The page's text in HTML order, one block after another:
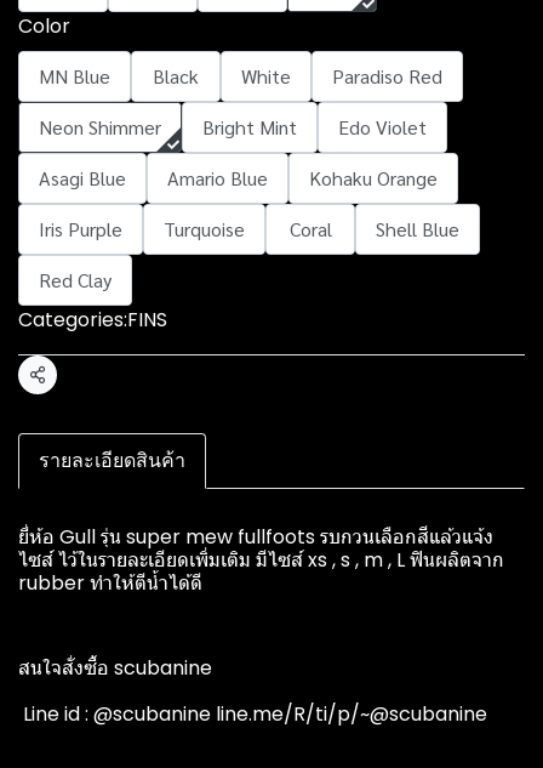
Color
MN Blue Black White
Paradiso Red
Neon Shimmer
Bright Mint
Edo Violet
Asagi Blue
Amario Blue
Kohaku Orange
Iris Purple
Turquoise Coral
Shell Blue
Red Clay
Categories:FINS
Share
รายละเอียดสินค้า
ยี่ห้อ Gull รุ่น super mew fullfoots รบกวนเลือกสีแล้วแจ้ง
ไซส์ ไว้ในรายละเอียดเพิ่มเติม มีไซส์ xs , s , m , L ฟินผลิตจาก
rubber ทำให้ตีน้ำได้ดี
สนใจสั่งซื้อ scubanine
️ Line id : @scubanine line.me/R/ti/p/~@scubanine